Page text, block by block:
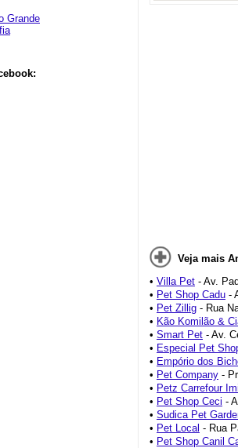
Grande
Veja mais
• Villa Pet - Av.
• Pet Shop Cadu -
• Pet Zillig - Rua
• Kão Komilão &
• Smart Pet - Av.
• Especial Pet
• Empório dos
• Pet Company -
• Petz Carrefour
• Pet Shop Ceci -
• Sudica Pet
• Pet Local - Rua
• Pet Shop Canil